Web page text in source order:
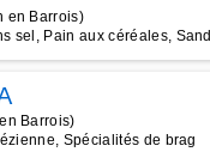
en Barrois)
sel, Pain aux céréales, Sand
Barrois)
Spécialités de brag